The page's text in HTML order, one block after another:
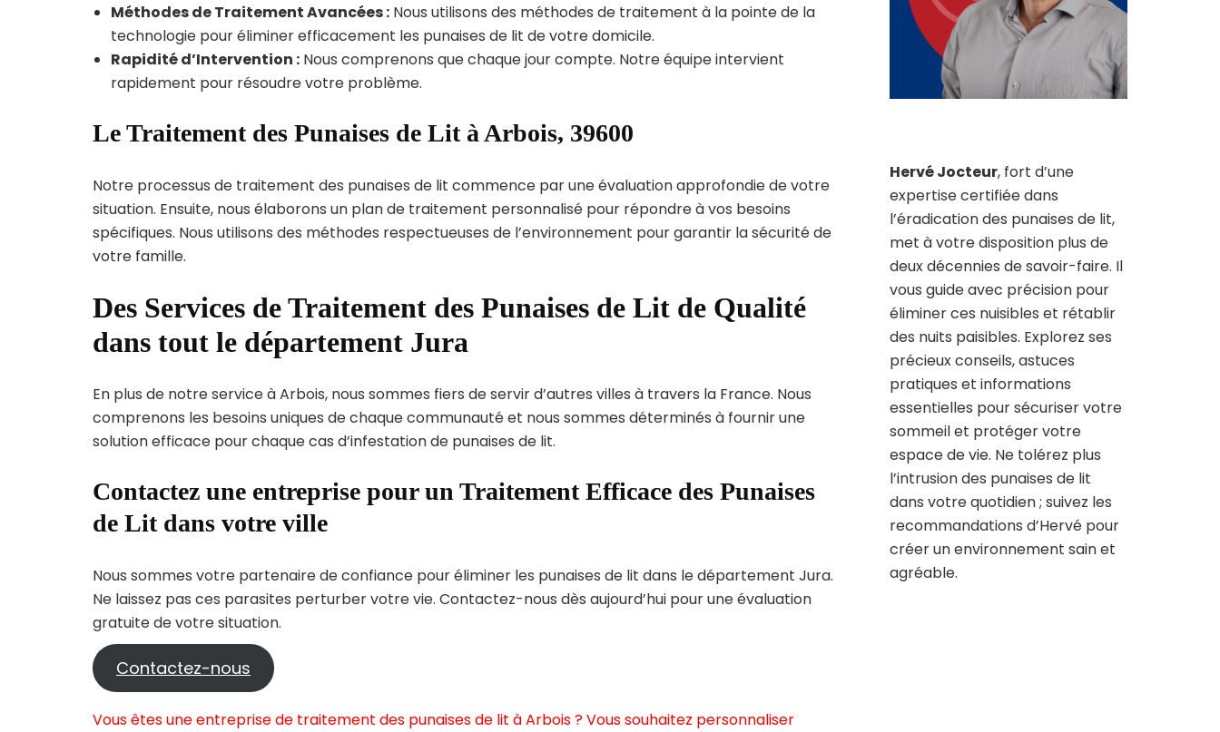
Méthodes de Traitement Avancées : Nous utilisons des méthodes de traitement à la pointe de la
technologie pour éliminer efficacement les punaises de lit de votre domicile.
Rapidité d’Intervention : Nous comprenons que chaque jour compte. Notre équipe intervient
rapidement pour résoudre votre problème.
Le Traitement des Punaises de Lit à Arbois, 39600
Notre processus de traitement des punaises de lit commence par une évaluation approfondie de votre
situation. Ensuite, nous élaborons un plan de traitement personnalisé pour répondre à vos besoins
spécifiques. Nous utilisons des méthodes respectueuses de l’environnement pour garantir la sécurité de
votre famille.
Des Services de Traitement des Punaises de Lit de Qualité
dans tout le département Jura
En plus de notre service à Arbois, nous sommes fiers de servir d’autres villes à travers la France. Nous
comprenons les besoins uniques de chaque communauté et nous sommes déterminés à fournir une
solution efficace pour chaque cas d’infestation de punaises de lit.
Contactez une entreprise pour un Traitement Efficace des Punaises
de Lit dans votre ville
Nous sommes votre partenaire de confiance pour éliminer les punaises de lit dans le département Jura.
Ne laissez pas ces parasites perturber votre vie. Contactez-nous dès aujourd’hui pour une évaluation
gratuite de votre situation.
Contactez-nous
Vous êtes une entreprise de traitement des punaises de lit à Arbois ? Vous souhaitez personnaliser
Hervé Jocteur, fort d’une
expertise certifiée dans
l’éradication des punaises de lit,
met à votre disposition plus de
deux décennies de savoir-faire. Il
vous guide avec précision pour
éliminer ces nuisibles et rétablir
des nuits paisibles. Explorez ses
précieux conseils, astuces
pratiques et informations
essentielles pour sécuriser votre
sommeil et protéger votre
espace de vie. Ne tolérez plus
l’intrusion des punaises de lit
dans votre quotidien ; suivez les
recommandations d’Hervé pour
créer un environnement sain et
agréable.